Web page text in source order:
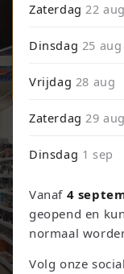
Zaterdag22 aug
Dinsdag 25 aug
Vrijdag 28 aug
Zaterdag29 aug
Dinsdag 1 sep
Vanaf 4
geopend en
normaal
Volg onze